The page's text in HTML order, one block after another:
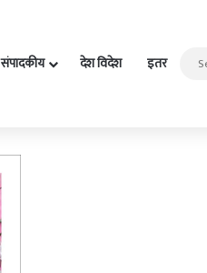
संपादकीय देश विदेश इतर